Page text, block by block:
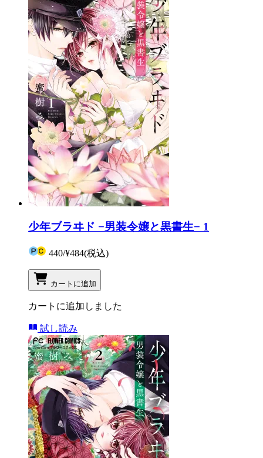
少年ブラヰド −男装令嬢と黒書生− 1
440/¥484(税込)
カートに追加
カートに追加しました
試し読み